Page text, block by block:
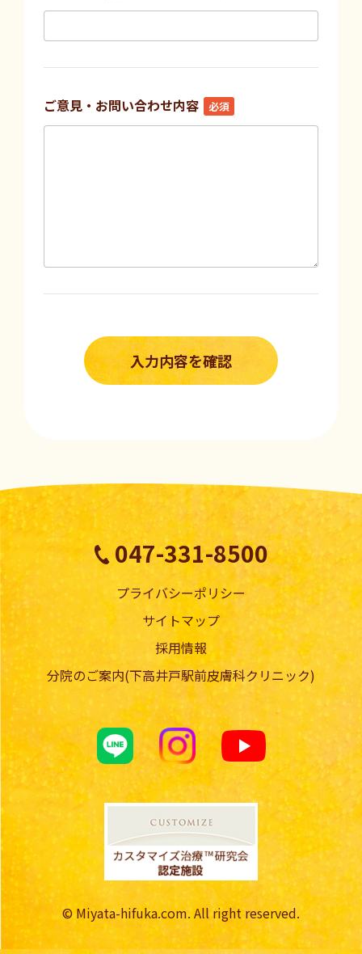
ご意見・お問い合わせ内容 必須
047-331-8500
プライバシーポリシー
サイトマップ
採用情報
分院のご案内(下高井戸駅前皮膚科クリニック)
© Miyata-hifuka.com. All right reserved.